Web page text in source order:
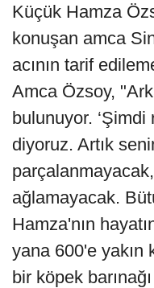
Küçük Hamza
konuşan amca
acının tarif
Amca Özsoy,
bulunuyor.
diyoruz. Artık
ağlamayacak.
Hamza'nın
yana 600'e yakın
bir köpek